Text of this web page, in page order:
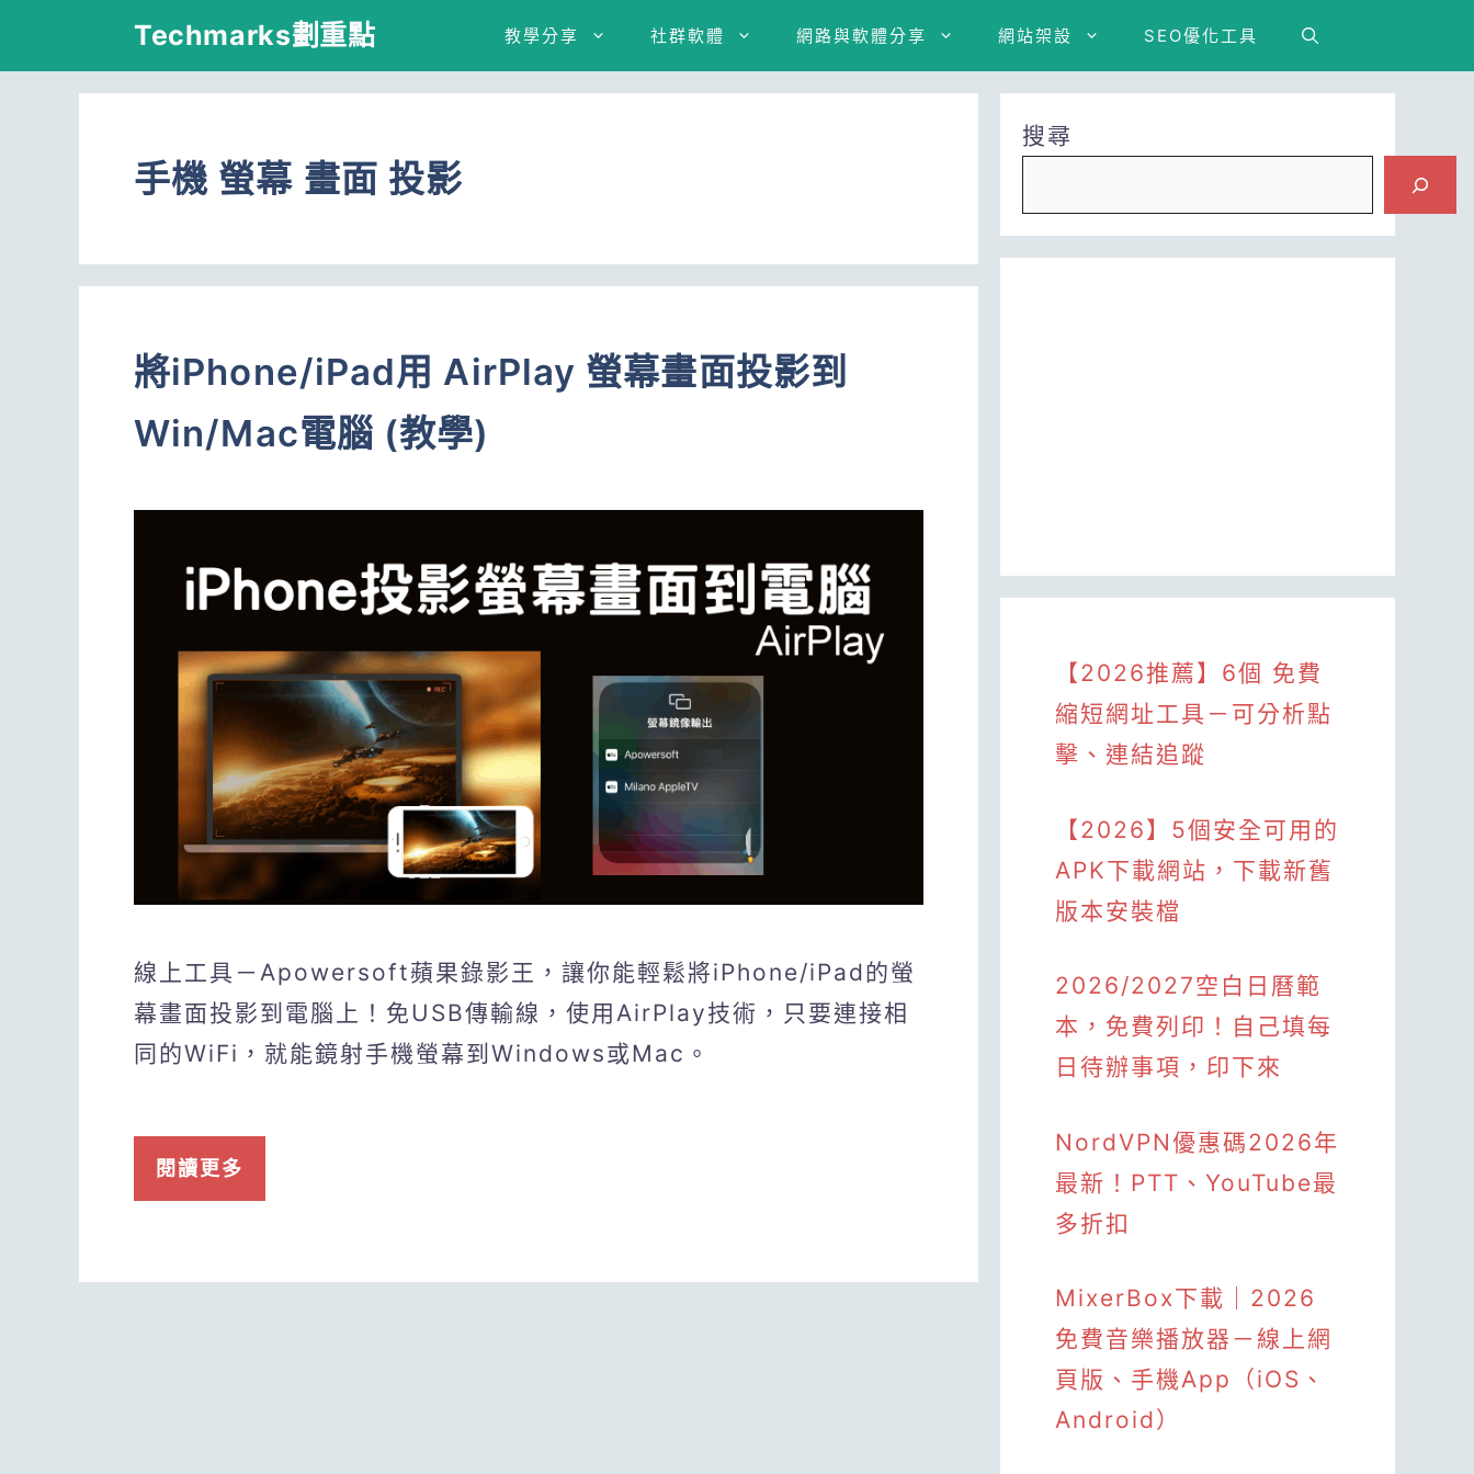
Techmarks劃重點 教學分享 社群軟體 網路與軟體分享 網站架設 SEO優化工具
手機 螢幕 畫面 投影
將iPhone/iPad用 AirPlay 螢幕畫面投影到
Win/Mac電腦 (教學)
線上工具－Apowersoft蘋果錄影王，讓你能輕鬆將iPhone/iPad的螢
幕畫面投影到電腦上！免USB傳輸線，使用AirPlay技術，只要連接相
同的WiFi，就能鏡射手機螢幕到Windows或Mac。
閱讀更多
搜尋
【2026推薦】6個 免費
縮短網址工具－可分析點
擊、連結追蹤
【2026】5個安全可用的
APK下載網站，下載新舊
版本安裝檔
2026/2027空白日曆範
本，免費列印！自己填每
日待辦事項，印下來
NordVPN優惠碼2026年
最新！PTT、YouTube最
多折扣
MixerBox下載｜2026
免費音樂播放器－線上網
頁版、手機App（iOS、
Android）